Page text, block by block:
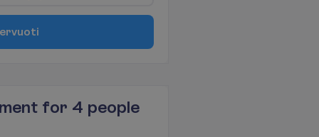
rvuoti
for 4 people